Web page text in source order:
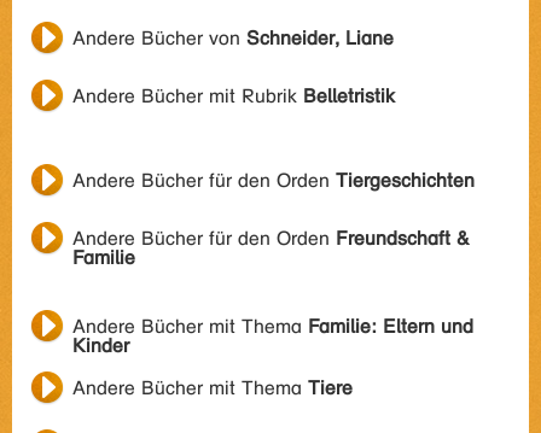
Andere Bücher von Schneider, Liane
Andere Bücher mit Rubrik Belletristik
Andere Bücher für den Orden Tiergeschichten
Andere Bücher für den Orden Freundschaft &
Familie
Andere Bücher mit Thema Familie: Eltern und
Kinder
Andere Bücher mit Thema Tiere